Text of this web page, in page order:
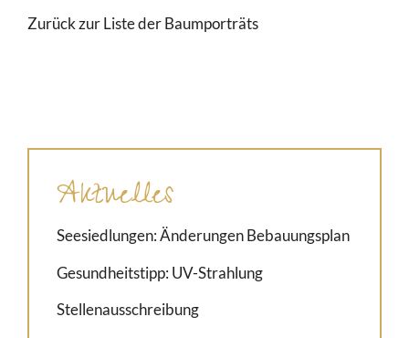
Zurück zur Liste der Baumporträts
Aktuelles
Seesiedlungen: Änderungen Bebauungsplan
Gesundheitstipp: UV-Strahlung
Stellenausschreibung